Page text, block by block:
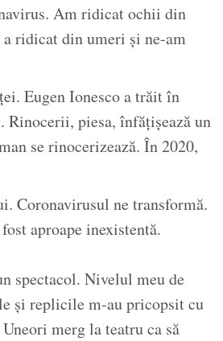
Am ridicat ochii din
a ridicat din umeri și ne-am
Eugen Ionesco a trăit în
Rinocerii, piesa, înfățișează un
se rinocerizează. În 2020,
Coronavirusul ne transformă.
aproape inexistentă.
spectacol. Nivelul meu de
și replicile m-au pricopsit cu
merg la teatru ca să